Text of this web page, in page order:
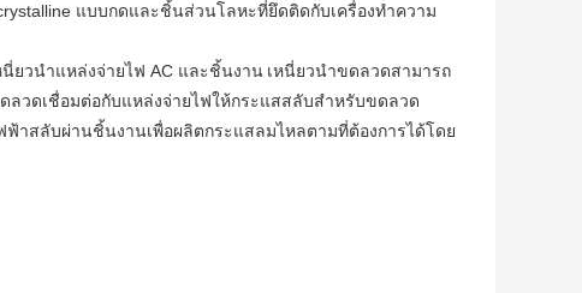
แบบกดและชิ้นส่วนโลหะที่ยึดติดกับเครื่องทำความ
ยวนำแหล่งจ่ายไฟ AC และชิ้นงาน เหนี่ยวนำขดลวดสามารถ
ลวดเชื่อมต่อกับแหล่งจ่ายไฟให้กระแสสลับสำหรับขดลวด
าสลับผ่านชิ้นงานเพื่อผลิตกระแสลมไหลตามที่ต้องการได้โดย